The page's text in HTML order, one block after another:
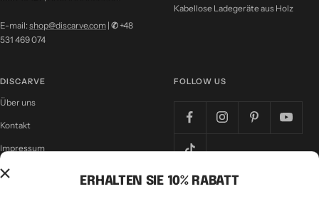
ERHALTEN SIE 10% RABATT
E-mail: shop@discarve.com | ✆+48
531 469 074
Kabellose Ladegeräte aus Holz
DISCARVE
Über uns
Kontakt
Impressum
Nutzungsbedingungen
FOLLOW US